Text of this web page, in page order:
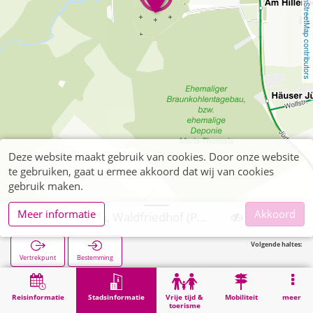
OpenStreetMap contributors
Reisinformatie Stadsinformatie
Vrije tijd &
toerisme
Mobiliteit meer
Vertrekpunt Bestemming
Volgende haltes:
Stadsinformatie Begraafplaatsen Herzogenrath, Waldfriedhof (POI)
Deze website maakt gebruik van cookies. Door onze website
te gebruiken, gaat u ermee akkoord dat wij van cookies
gebruik maken.
Meer informatie
Akkoord